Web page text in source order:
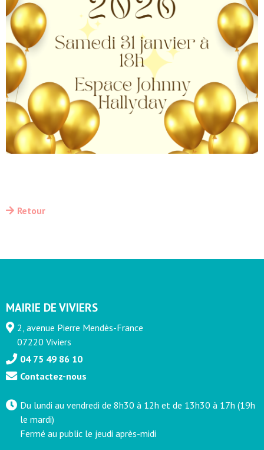
Retour
MAIRIE DE VIVIERS
2, avenue Pierre Mendès-France
07220 Viviers
04 75 49 86 10
Contactez-nous
Du lundi au vendredi de 8h30 à 12h et de 13h30 à 17h (19h
le mardi)
Fermé au public le jeudi après-midi